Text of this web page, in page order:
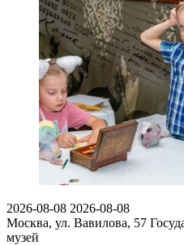
2026-08-08 2026-08-08
Москва, ул. Вавилова, 57
музей